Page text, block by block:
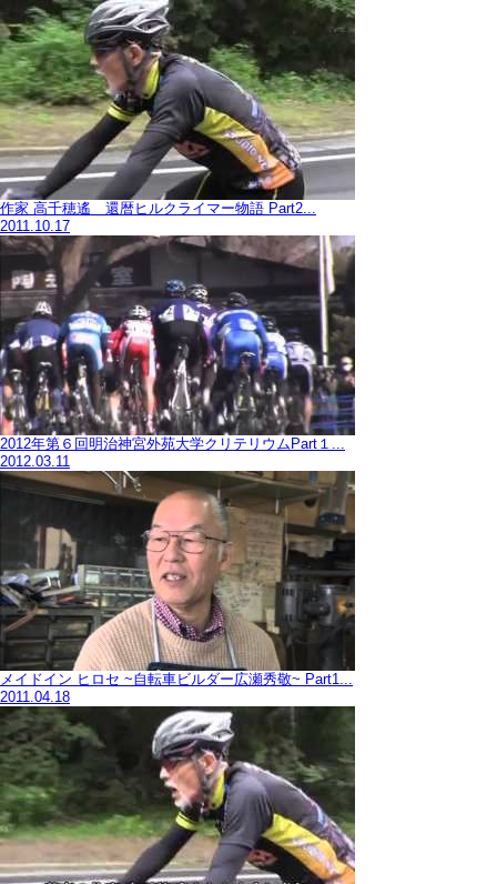
作家 高千穂遙 還暦ヒルクライマー物語 Part2...
2011.10.17
2012年第６回明治神宮外苑大学クリテリウムPart１...
2012.03.11
メイドイン ヒロセ ~自転車ビルダー広瀬秀敬~ Part1...
2011.04.18